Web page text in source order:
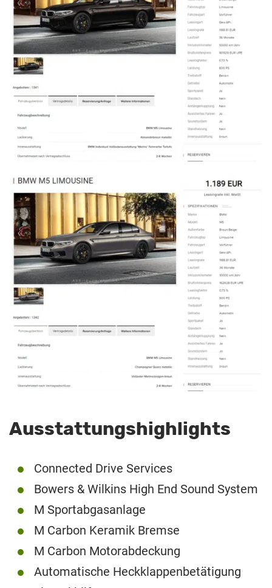
Ausstattungshighlights
Connected Drive Services
Bowers & Wilkins High End Sound System
M Sportabgasanlage
M Carbon Keramik Bremse
M Carbon Motorabdeckung
Automatische Heckklappenbetätigung